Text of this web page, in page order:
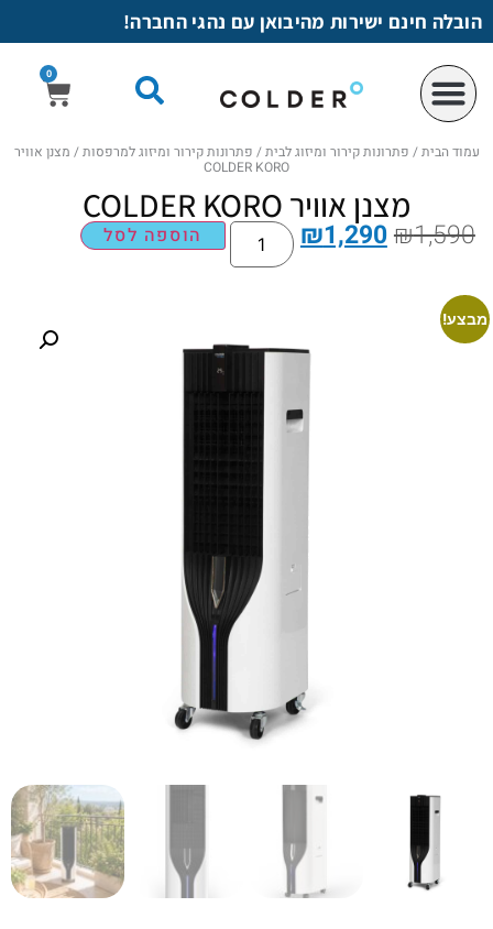
לתוכן
הובלה חינם ישירות מהיבואן עם נהגי החברה!
0
עמוד הבית/ פתרונות קירור ומיזוג לבית/ פתרונות קירור ומיזוג למרפסות/ מצנן אוויר
COLDER KORO
מצנן אוויר COLDER KORO
₪1,590
₪1,290 הוספה לסל
מבצע!